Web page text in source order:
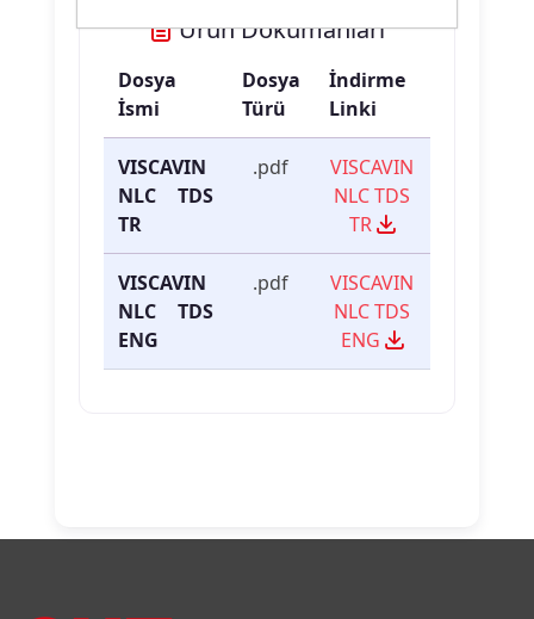
Ürün Dokümanları
Dosya
İsmi
Dosya
Türü
İndirme
Linki
VISCAVIN
NLC TDS
TR
.pdf
VISCAVIN
NLC TDS
TR
VISCAVIN
NLC TDS
ENG
.pdf
VISCAVIN
NLC TDS
ENG